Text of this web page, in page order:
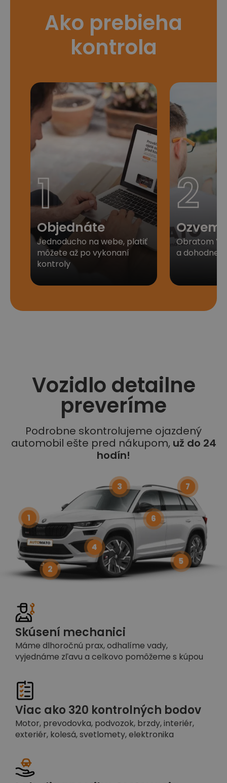
Ako prebieha
kontrola
1
Objednáte
Jednoducho na webe, platiť
môžete až po vykonaní
kontroly
2
Obratom
a
Vozidlo detailne
preveríme
Podrobne skontrolujeme ojazdený
automobil ešte pred nákupom, už do 24
hodín!
Skúsení mechanici
Máme dlhoročnú prax, odhalíme vady,
vyjednáme zľavu a celkovo pomôžeme s kúpou
Viac ako 320 kontrolných bodov
Motor, prevodovka, podvozok, brzdy, interiér,
exteriér, kolesá, svetlomety, elektronika
1
2
3
4
5
6
7